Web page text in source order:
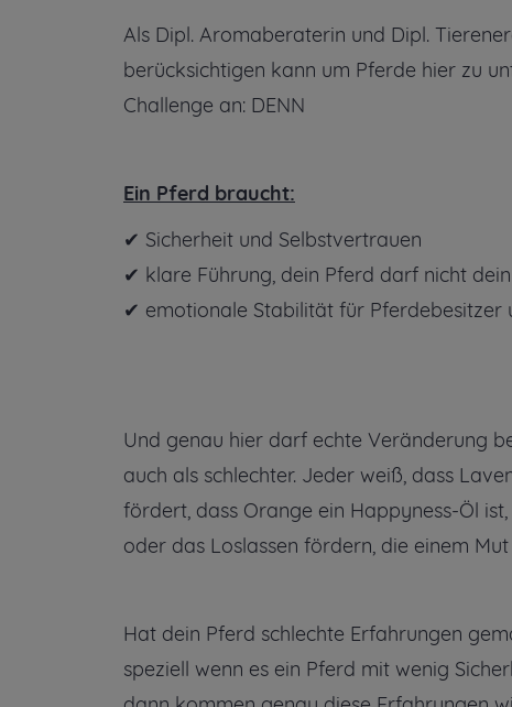
Als Dipl. Aromaberaterin und Dipl.
berücksichtigen kann um Pferde hier zu
Challenge an: DENN
Ein Pferd braucht:
✔ Sicherheit und Selbstvertrauen
✔ klare Führung, dein Pferd darf nicht
✔ emotionale Stabilität für Pferdebesitzer
Und genau hier darf echte Veränderung
auch als schlechter. Jeder weiß, dass
fördert, dass Orange ein Happyness-Öl
oder das Loslassen fördern, die einem
Hat dein Pferd schlechte Erfahrungen
speziell wenn es ein Pferd mit wenig